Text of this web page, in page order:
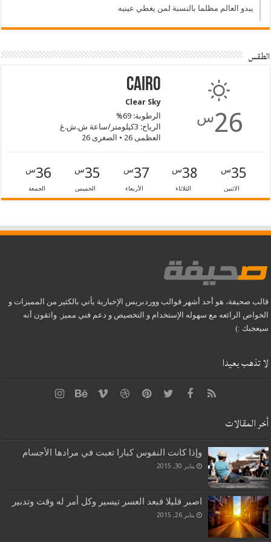
يبدو العالم مظلما بالنسبة لمن يغطي عينيه
الطقس
26س
Cairo
Clear Sky
الرطوبة: 69%
الرياح: 3كيلومتر/ساعة ش.ش.غ
العظمى 26 • الصغرى 26
35س
الاثنين
38س
الثلاثاء
37س
الأربعاء
35س
الخميس
36س
الجمعة
قالب صحيفة، هو أحد أشهر قوالب ووردبريس الإخبارية يأتي بالكثير من المميزات و
الخواص الرائعه مع سهوله الإستخدام و التخصيص و دعم فني مميز. واثقون أنه
سيعجبك :)
لا تذهب بعيدا
أخر المقالات
وإذا كانت النفوس كبارا تعبت في مرادها الأجسام
يناير 30, 2015
اصبر قليلا فبعد العسر تيسير وكل أمر له وقت وتدبير
يناير 26, 2015